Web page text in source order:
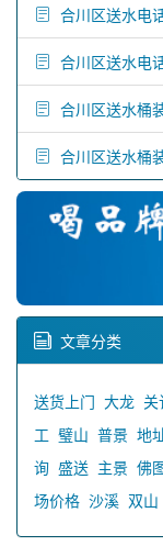
合川区送水电
合川区送水电
合川区送水桶
合川区送水桶
文章分类
送货上门 大龙
工 璧山 普景 地
询 盛送 主景 佛
场价格 沙溪 双山